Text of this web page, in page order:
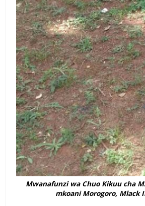
Mwanafunzi wa Chuo Kikuu cha
mkoani Morogoro, Mlack